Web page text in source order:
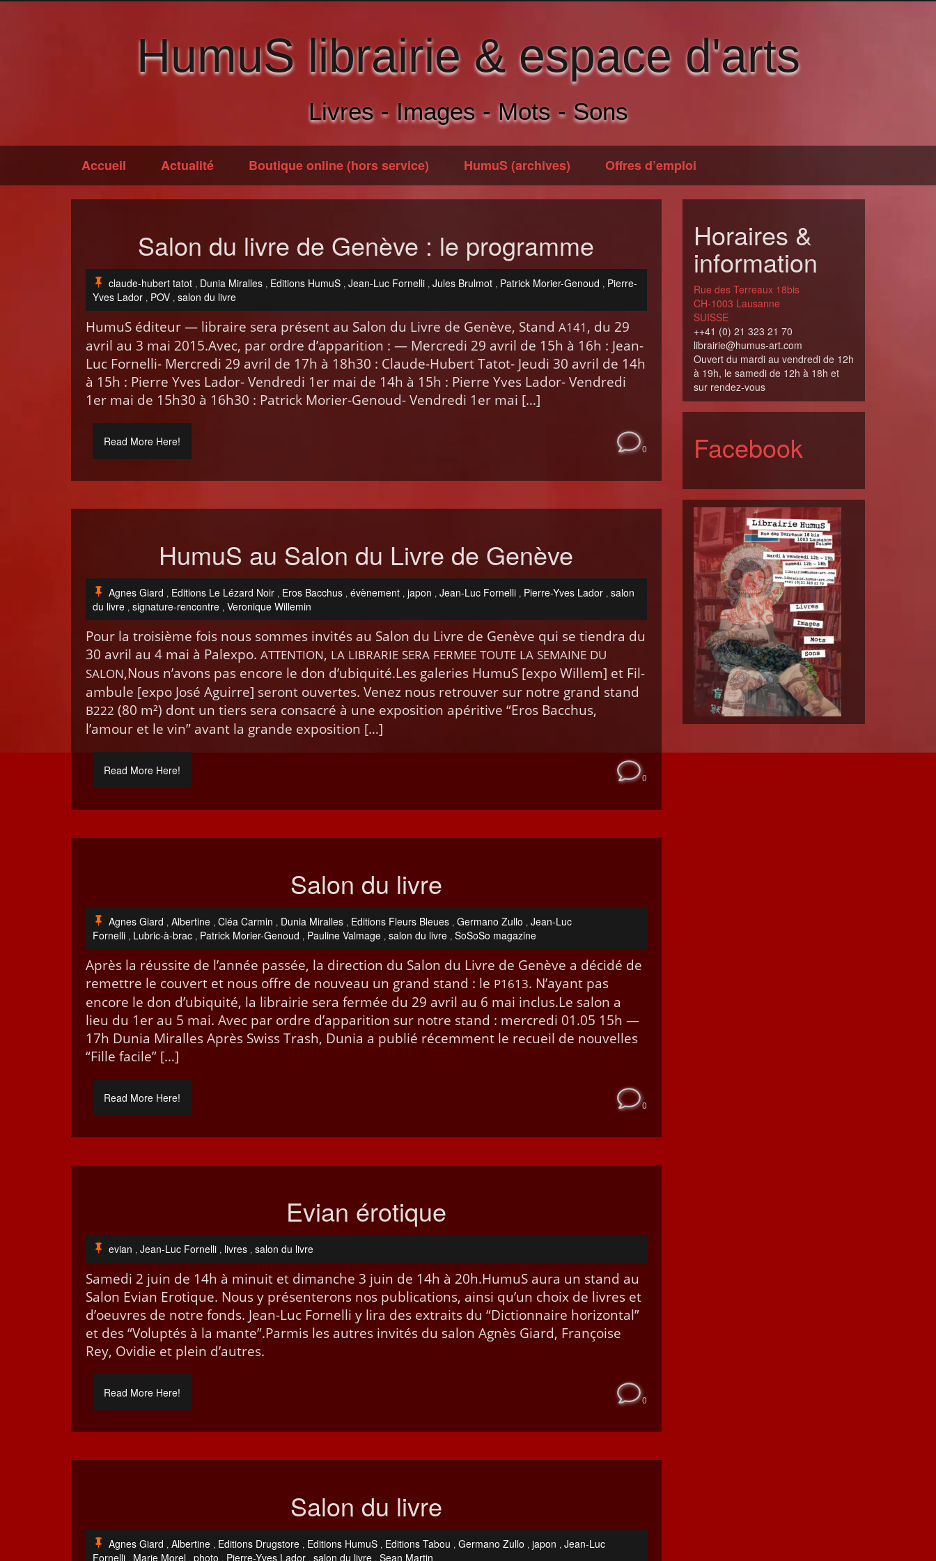
HumuS librairie & espace d'arts
Livres - Images - Mots - Sons
Accueil Actualité Boutique online (hors service) HumuS (archives) Offres d’emploi
Salon du livre de Genève : le programme
claude-hubert tatot , Dunia Miralles , Editions HumuS , Jean-Luc Fornelli , Jules Brulmot , Patrick Morier-Genoud , Pierre-
Yves Lador , POV , salon du livre
HumuS édi­teur — libraire sera présent au Salon du Livre de Genève, Stand A141 , du 29
avril au 3 mai 2015.Avec, par ordre d’apparition : — Mer­cre­di 29 avril de 15h à 16h : Jean-
Luc For­nel­li- Mer­cre­di 29 avril de 17h à 18h30 : Claude-Hubert Tatot- Jeu­di 30 avril de 14h
à 15h : Pierre Yves Lador- Ven­dre­di 1er mai de 14h à 15h : Pierre Yves Lador- Ven­dre­di
1er mai de 15h30 à 16h30 : Patrick Mori­er-Genoud- Ven­dre­di 1er mai […]
Read More Here!
0
HumuS au Salon du Livre de Genève
Agnes Giard , Editions Le Lézard Noir , Eros Bacchus , évènement , japon , Jean-Luc Fornelli , Pierre-Yves Lador , salon
du livre , signature-rencontre , Veronique Willemin
Pour la troisième fois nous sommes invités au Salon du Livre de Genève qui se tien­dra du
30 avril au 4 mai à Pal­ex­po. ATTENTION, LA LIBRARIE SERA FERMEE TOUTE LA SEMAINE DU
SALON,Nous n’avons pas encore le don d’u­biq­ui­té.Les galeries HumuS [expo Willem] et Fil­
am­bule [expo José Aguirre] seront ouvertes. Venez nous retrou­ver sur notre grand stand
B222 (80 m²) dont un tiers sera con­sacré à une expo­si­tion apéri­tive “Eros Bac­chus,
l’amour et le vin” avant la grande exposition […]
Read More Here!
0
Salon du livre
Agnes Giard , Albertine , Cléa Carmin , Dunia Miralles , Editions Fleurs Bleues , Germano Zullo , Jean-Luc
Fornelli , Lubric-à-brac , Patrick Morier-Genoud , Pauline Valmage , salon du livre , SoSoSo magazine
Après la réus­site de l’an­née passée, la direc­tion du Salon du Livre de Genève a décidé de
remet­tre le cou­vert et nous offre de nou­veau un grand stand : le P1613. N’ayant pas
encore le don d’u­biq­ui­té, la librairie sera fer­mée du 29 avril au 6 mai inclus.Le salon a
lieu du 1er au 5 mai. Avec par ordre d’ap­pari­tion sur notre stand : mer­cre­di 01.05 15h —
17h Dunia Miralles Après Swiss Trash, Dunia a pub­lié récem­ment le recueil de nou­velles
“Fille facile” […]
Read More Here!
0
Evian érotique
evian , Jean-Luc Fornelli , livres , salon du livre
Same­di 2 juin de 14h à minu­it et dimanche 3 juin de 14h à 20h.HumuS aura un stand au
Salon Evian Ero­tique. Nous y présen­terons nos pub­li­ca­tions, ain­si qu’un choix de livres et
d’oeu­vres de notre fonds. Jean-Luc For­nel­li y lira des extraits du “Dic­tio­n­naire hor­i­zon­tal”
et des “Volup­tés à la mante”.Parmis les autres invités du salon Agnès Gia­rd, Françoise
Rey, Ovi­die et plein d’autres.
Read More Here!
0
Salon du livre
Agnes Giard , Albertine , Editions Drugstore , Editions HumuS , Editions Tabou , Germano Zullo , japon , Jean-Luc
Fornelli , Marie Morel , photo , Pierre-Yves Lador , salon du livre , Sean Martin
Horaires &
information
Rue des Terreaux 18bis
CH-1003 Lausanne
SUISSE
++41 (0) 21 323 21 70
librairie@humus-art.com
Ouvert du mardi au vendredi de 12h
à 19h, le samedi de 12h à 18h et
sur rendez-vous
Facebook